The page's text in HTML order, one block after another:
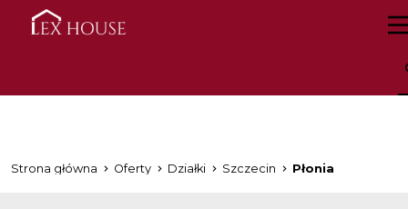
Strona główna Oferty Działki Szczecin Płonia